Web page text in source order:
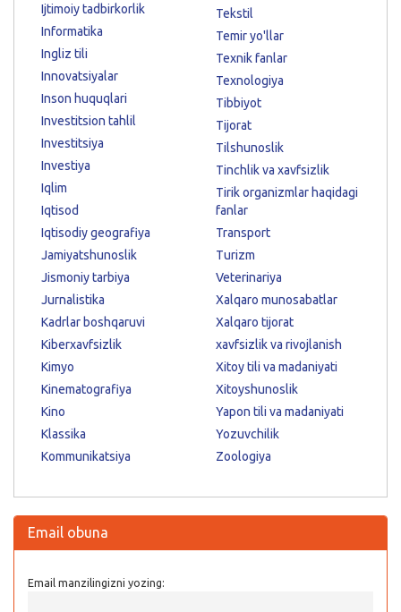
Ijtimoiy tadbirkorlik
Informatika
Ingliz tili
Innovatsiyalar
Inson huquqlari
Investitsion tahlil
Investitsiya
Investiya
Iqlim
Iqtisod
Iqtisodiy geografiya
Jamiyatshunoslik
Jismoniy tarbiya
Jurnalistika
Kadrlar boshqaruvi
Kiberxavfsizlik
Kimyo
Kinematografiya
Kino
Klassika
Kommunikatsiya
Tekstil
Temir yo'llar
Texnik fanlar
Texnologiya
Tibbiyot
Tijorat
Tilshunoslik
Tinchlik va xavfsizlik
Tirik organizmlar haqidagi
fanlar
Transport
Turizm
Veterinariya
Xalqaro munosabatlar
Xalqaro tijorat
xavfsizlik va rivojlanish
Xitoy tili va madaniyati
Xitoyshunoslik
Yapon tili va madaniyati
Yozuvchilik
Zoologiya
Email obuna
Email manzilingizni yozing: